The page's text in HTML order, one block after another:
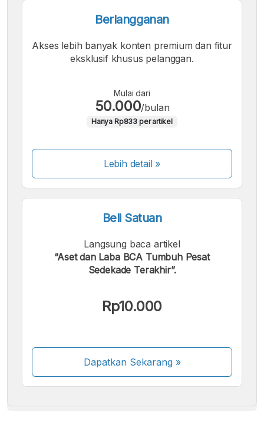
Berlangganan
Akses lebih banyak konten premium dan fitur
eksklusif khusus pelanggan.
Mulai dari
50.000/bulan
Hanya Rp833 per artikel
Lebih detail »
Beli Satuan
Langsung baca artikel
“Aset dan Laba BCA Tumbuh Pesat
Sedekade Terakhir”.
Rp10.000
Dapatkan Sekarang»
Beberapa metode pembayaran masih dalam